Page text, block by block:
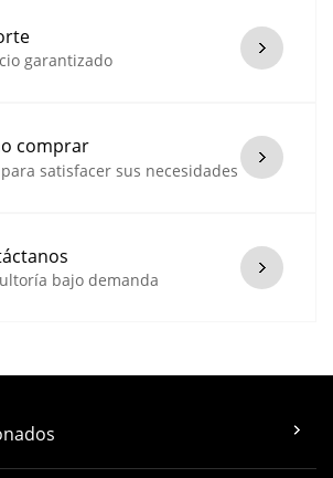
garantizado
comprar
satisfacer sus necesidades
bajo demanda